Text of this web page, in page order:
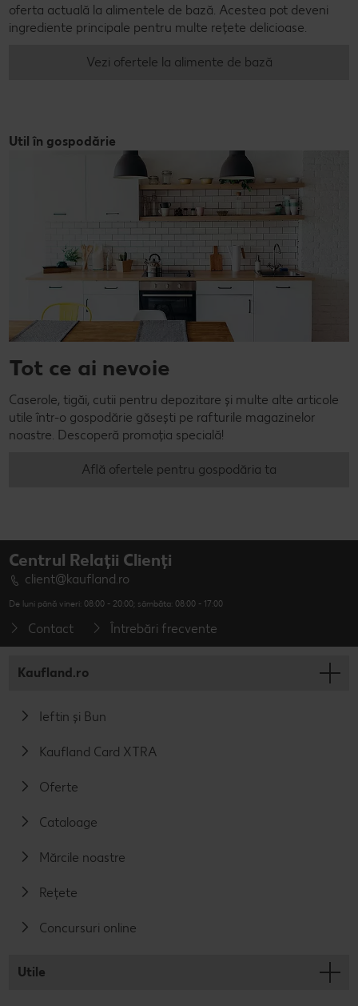
oferta actuală la alimentele de bază. Acestea pot deveni
ingrediente principale pentru multe rețete delicioase.
Vezi ofertele la alimente de bază
Util în gospodărie
Tot ce ai nevoie
Caserole, tigăi, cutii pentru depozitare și multe alte articole
utile într-o gospodărie găsești pe rafturile magazinelor
noastre. Descoperă promoția specială!
Află ofertele pentru gospodăria ta
Centrul Relații Clienți
client@kaufland.ro
De luni până vineri: 08:00 - 20:00; sâmbăta: 08:00 - 17:00
Contact Întrebări frecvente
Kaufland.ro
Ieftin și Bun
Kaufland Card XTRA
Oferte
Cataloage
Mărcile noastre
Rețete
Concursuri online
Utile